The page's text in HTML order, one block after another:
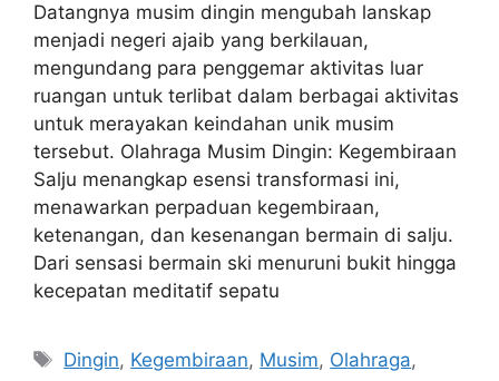
Datangnya musim dingin mengubah lanskap
menjadi negeri ajaib yang berkilauan,
mengundang para penggemar aktivitas luar
ruangan untuk terlibat dalam berbagai aktivitas
untuk merayakan keindahan unik musim
tersebut. Olahraga Musim Dingin: Kegembiraan
Salju menangkap esensi transformasi ini,
menawarkan perpaduan kegembiraan,
ketenangan, dan kesenangan bermain di salju.
Dari sensasi bermain ski menuruni bukit hingga
kecepatan meditatif sepatu
Tags
Dingin, Kegembiraan, Musim, Olahraga,